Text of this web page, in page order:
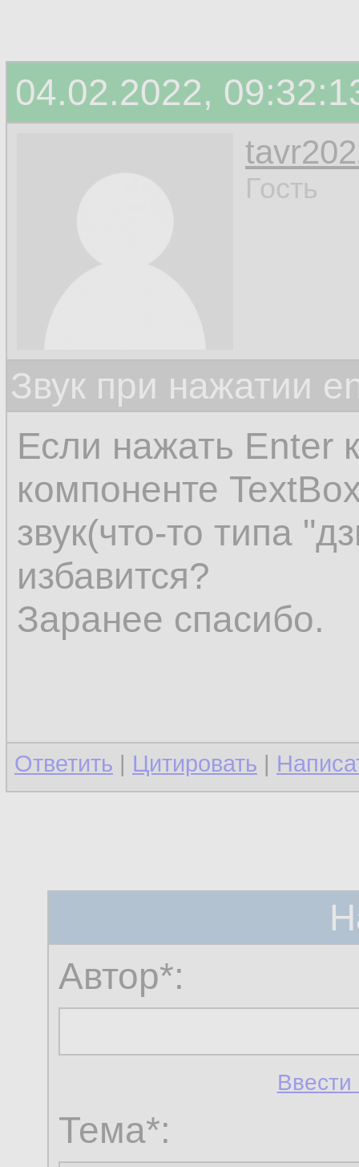
04.02.2022,
Гость
Звук при нажатии
Если нажать Enter
компоненте
звук(что-то типа
избавится?
Заранее спасибо.
Ответить | Цитировать |
Автор*:
Ввести
Тема*: